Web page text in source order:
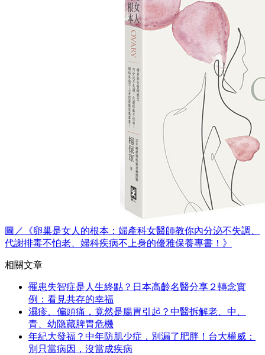
圖／《卵巢是女人的根本：婦產科女醫師教你內分泌不失調、
代謝排毒不怕老、婦科疾病不上身的優雅保養專書！》
相關文章
罹患失智症是人生終點？日本高齡名醫分享２轉念實
例：看見共存的幸福
濕疹、偏頭痛，竟然是腸胃引起？中醫拆解老、中、
青、幼隐藏脾胃危機
年紀大發福？中年防肌少症，別漏了肥胖！台大權威：
別只當病因，沒當成疾病